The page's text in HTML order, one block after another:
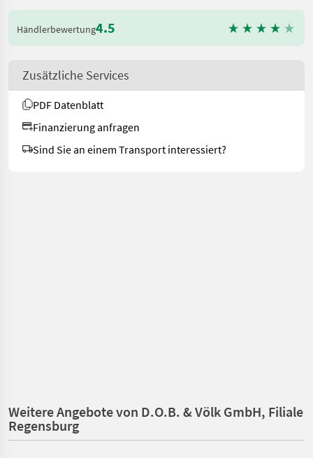
Händlerbewertung4.5
Zusätzliche Services
PDF Datenblatt
Finanzierung anfragen
Sind Sie an einem Transport interessiert?
Weitere Angebote von D.O.B. & Völk GmbH, Filiale
Regensburg